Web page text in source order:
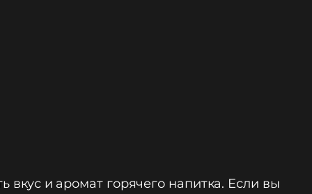
вкус и аромат горячего напитка. Если вы